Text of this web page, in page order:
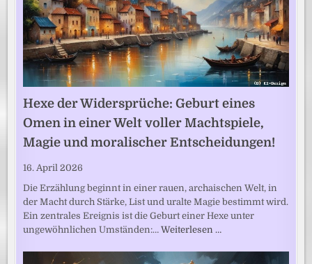
Hexe der Widersprüche: Geburt eines
Omen in einer Welt voller Machtspiele,
Magie und moralischer Entscheidungen!
16. April 2026
Die Erzählung beginnt in einer rauen, archaischen Welt, in
der Macht durch Stärke, List und uralte Magie bestimmt wird.
Ein zentrales Ereignis ist die Geburt einer Hexe unter
ungewöhnlichen Umständen:…Weiterlesen …